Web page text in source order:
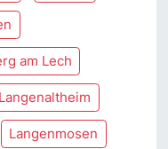
am Lech
Langenaltheim
Langenmosen